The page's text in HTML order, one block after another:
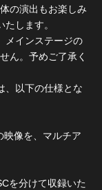
の演出もお楽しみ
します。
メインステージの
ん。予めご了承く
、以下の仕様とな
像を、マルチア
を分けて収録いた